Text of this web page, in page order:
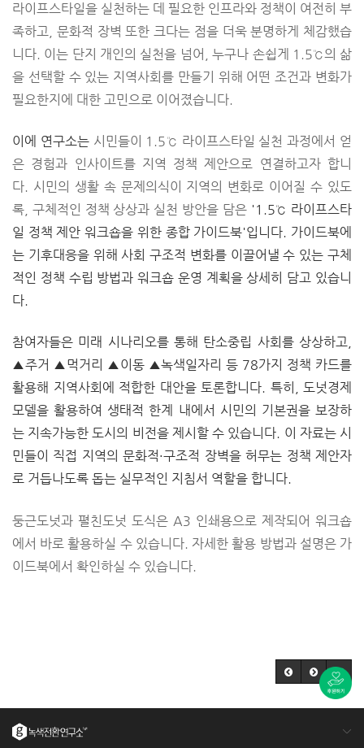
라이프스타일을 실천하는 데 필요한 인프라와 정책이 여전히 부
족하고, 문화적 장벽 또한 크다는 점을 더욱 분명하게 체감했습
니다. 이는 단지 개인의 실천을 넘어, 누구나 손쉽게 1.5℃의 삶
을 선택할 수 있는 지역사회를 만들기 위해 어떤 조건과 변화가
필요한지에 대한 고민으로 이어졌습니다.
이에 연구소는 시민들이 1.5℃ 라이프스타일 실천 과정에서 얻
은 경험과 인사이트를 지역 정책 제안으로 연결하고자 합니
다. 시민의 생활 속 문제의식이 지역의 변화로 이어질 수 있도
록, 구체적인 정책 상상과 실천 방안을 담은 '1.5℃ 라이프스타
일 정책 제안 워크숍을 위한 종합 가이드북'입니다. 가이드북에
는 기후대응을 위해 사회 구조적 변화를 이끌어낼 수 있는 구체
적인 정책 수립 방법과 워크숍 운영 계획을 상세히 담고 있습니
다.
참여자들은 미래 시나리오를 통해 탄소중립 사회 를 상상하고,
▲주거 ▲먹거리 ▲이동 ▲녹색일자리 등 78가지 정책 카드를
활용해 지역사회에 적합한 대안을 토론합니다. 특히, 도넛경제
모델을 활용하여 생태적 한계 내에서 시민의 기본권을 보장하
는 지속가능한 도시의 비전을 제시할 수 있습니다. 이 자료는 시
민들이 직접 지역의문화적·구조적 장벽을 허무는 정책 제안자
로 거듭나도록 돕는 실무적인 지침서 역할을 합니다.
둥근도넛과 펼친도넛 도식은 A3 인쇄용으로 제작되어 워크숍
에서 바로 활용하실 수 있습니다. 자세한 활용 방법과 설명은 가
이드북에서 확인하실 수 있습니다.